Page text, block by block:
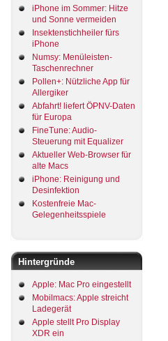
iPhone im Sommer: Hitze
und Sonne vermeiden
Insektenstichheiler fürs
iPhone
Numsy: Menüleisten-
Taschenrechner
Pollen+: Nützliche App für
Allergiker
Abfahrt! liefert ÖPNV-Daten
für Europa
FineTune: Audio-
Steuerung mit Equalizer
Aktueller Web-Browser für
alte Macs
iPhone: Reinigung und
Desinfektion
Kostenfreie Mac-
Gelegenheitsspiele
Hintergründe
Apple: Mac Pro eingestellt
Mobilmacs: Apple streicht
Ladegerät
Apple stellt Pro Display
XDR ein